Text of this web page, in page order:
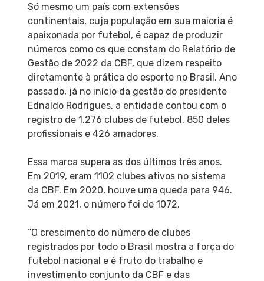
Só mesmo um país com extensões
continentais, cuja população em sua maioria é
apaixonada por futebol, é capaz de produzir
números como os que constam do Relatório de
Gestão de 2022 da CBF, que dizem respeito
diretamente à prática do esporte no Brasil. Ano
passado, já no início da gestão do presidente
Ednaldo Rodrigues, a entidade contou com o
registro de 1.276 clubes de futebol, 850 deles
profissionais e 426 amadores.
Essa marca supera as dos últimos três anos.
Em 2019, eram 1102 clubes ativos no sistema
da CBF. Em 2020, houve uma queda para 946.
Já em 2021, o número foi de 1072.
“O crescimento do número de clubes
registrados por todo o Brasil mostra a força do
futebol nacional e é fruto do trabalho e
investimento conjunto da CBF e das